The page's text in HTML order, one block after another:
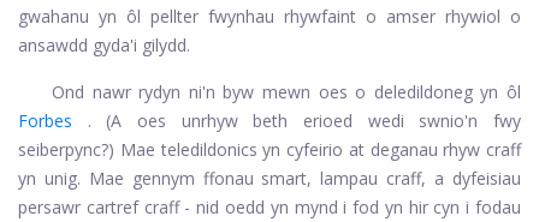
gwahanu yn ôl pellter fwynhau rhywfaint o amser rhywiol o
ansawdd gyda'i gilydd.
Ond nawr rydyn ni'n byw mewn oes o deledildoneg yn ôl
Forbes . (A oes unrhyw beth erioed wedi swnio'n fwy
seiberpync?) Mae teledildonics yn cyfeirio at deganau rhyw craff
yn unig. Mae gennym ffonau smart, lampau craff, a dyfeisiau
persawr cartref craff - nid oedd yn mynd i fod yn hir cyn i fodau